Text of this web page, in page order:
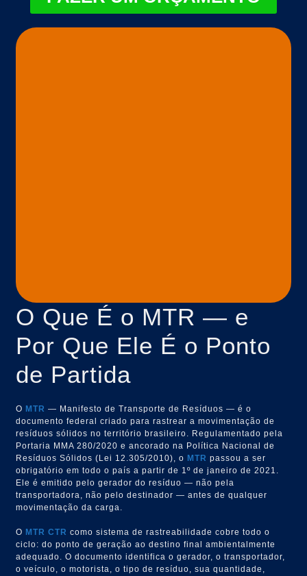
O Que É o MTR — e
Por Que Ele É o Ponto
de Partida
O MTR — Manifesto de Transporte de Resíduos — é o
documento federal criado para rastrear a movimentação de
resíduos sólidos no território brasileiro. Regulamentado pela
Portaria MMA 280/2020 e ancorado na Política Nacional de
Resíduos Sólidos (Lei 12.305/2010), o MTR passou a ser
obrigatório em todo o país a partir de 1º de janeiro de 2021.
Ele é emitido pelo gerador do resíduo — não pela
transportadora, não pelo destinador — antes de qualquer
movimentação da carga.
O MTR CTR como sistema de rastreabilidade cobre todo o
ciclo: do ponto de geração ao destino final ambientalmente
adequado. O documento identifica o gerador, o transportador,
o veículo, o motorista, o tipo de resíduo, sua quantidade,